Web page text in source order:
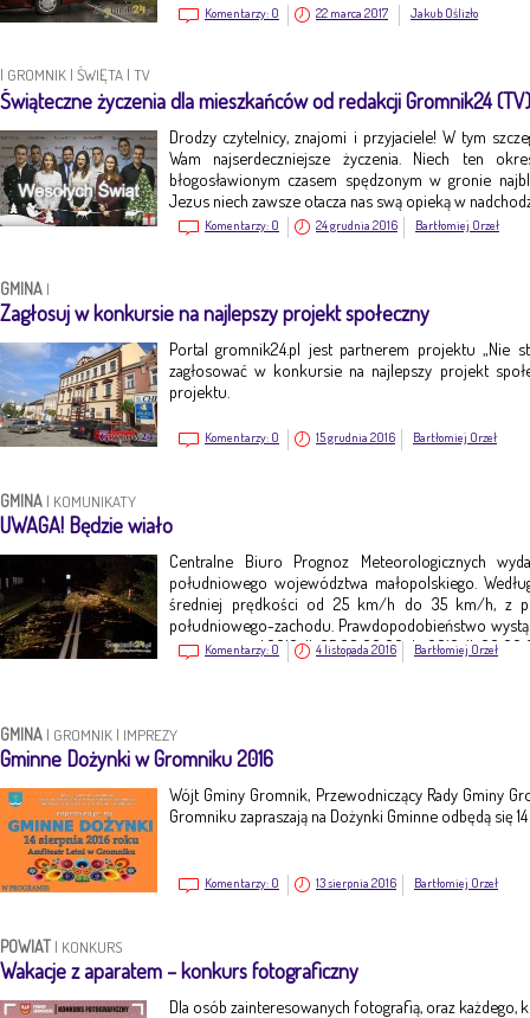
Komentarzy: 0 22 marca 2017 Jakub Oślizło
| GROMNIK | ŚWIĘTA | TV
Świąteczne życzenia dla mieszkańców od redakcji Gromnik24 (TV)
Drodzy czytelnicy, znajomi i przyjaciele! W tym
Wam najserdeczniejsze życzenia. Niech ten
błogosławionym czasem spędzonym w gronie
Jezus niech zawsze otacza nas swą opieką w
Komentarzy: 0 24 grudnia 2016 Bartłomiej Orzeł
GMINA |
Zagłosuj w konkursie na najlepszy projekt społeczny
Portal gromnik24.pl jest partnerem projektu „Nie
zagłosować w konkursie na najlepszy projekt
projektu.
Komentarzy: 0 15 grudnia 2016 Bartłomiej Orzeł
GMINA | KOMUNIKATY
UWAGA! Będzie wiało
Centralne Biuro Prognoz Meteorologicznych
południowego województwa małopolskiego.
średniej prędkości od 25 km/h do 35 km/h, z
południowego-zachodu. Prawdopodobieństwo
jest ważne o d 2016-11-05 08:00:00 do 2016-11-06
Komentarzy: 0 4 listopada 2016 Bartłomiej Orzeł
GMINA | GROMNIK | IMPREZY
Gminne Dożynki w Gromniku 2016
Wójt Gminy Gromnik, Przewodniczący Rady Gminy
Gromniku zapraszają na Dożynki Gminne odbędą się
Komentarzy: 0 13 sierpnia 2016 Bartłomiej Orzeł
POWIAT | KONKURS
Wakacje z aparatem – konkurs fotograficzny
Dla osób zainteresowanych fotografią, oraz każdego,